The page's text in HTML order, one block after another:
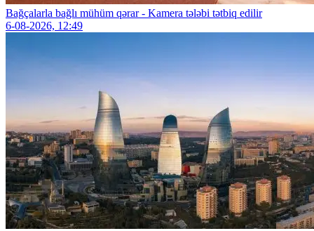
Bağçalarla bağlı mühüm qərar - Kamera tələbi tətbiq edilir
6-08-2026, 12:49